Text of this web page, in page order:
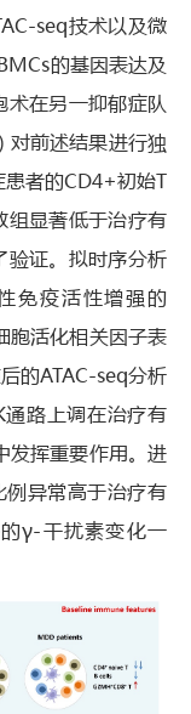
seq技术以及微
的基因表达及
在另一抑郁症队
对前述结果进行独
者的CD4+初始T
组显著低于治疗有
验证。拟时序分析
免疫活性增强的
胞活化相关因子表
的ATAC-seq分析
路上调在治疗有
发挥重要作用。进
异常高于治疗有
γ-干扰素变化一